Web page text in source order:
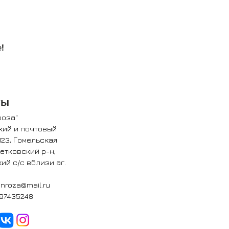
и почтовый
Гомельская
р-н,
с/с вблизи аг.